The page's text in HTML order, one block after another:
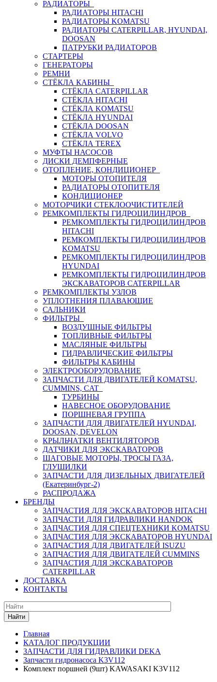
РАДИАТОРЫ
РАДИАТОРЫ HITACHI
РАДИАТОРЫ KOMATSU
РАДИАТОРЫ CATERPILLAR, HYUNDAI,
DOOSAN
ПАТРУБКИ РАДИАТОРОВ
СТАРТЕРЫ
ГЕНЕРАТОРЫ
РЕМНИ
СТЁКЛА КАБИНЫ
СТЁКЛА CATERPILLAR
СТЁКЛА HITACHI
СТЁКЛА KOMATSU
СТЁКЛА HYUNDAI
СТЁКЛА DOOSAN
СТЁКЛА VOLVO
СТЁКЛА TEREX
МУФТЫ НАСОСОВ
ДИСКИ ДЕМПФЕРНЫЕ
ОТОПЛЕНИЕ, КОНДИЦИОНЕР
МОТОРЫ ОТОПИТЕЛЯ
РАДИАТОРЫ ОТОПИТЕЛЯ
КОНДИЦИОНЕР
МОТОРЧИКИ СТЕКЛООЧИСТИТЕЛЕЙ
РЕМКОМПЛЕКТЫ ГИДРОЦИЛИНДРОВ
РЕМКОМПЛЕКТЫ ГИДРОЦИЛИНДРОВ
HITACHI
РЕМКОМПЛЕКТЫ ГИДРОЦИЛИНДРОВ
KOMATSU
РЕМКОМПЛЕКТЫ ГИДРОЦИЛИНДРОВ
HYUNDAI
РЕМКОМПЛЕКТЫ ГИДРОЦИЛИНДРОВ
ЭКСКАВАТОРОВ CATERPILLAR
РЕМКОМПЛЕКТЫ УЗЛОВ
УПЛОТНЕНИЯ ПЛАВАЮЩИЕ
САЛЬНИКИ
ФИЛЬТРЫ
ВОЗДУШНЫЕ ФИЛЬТРЫ
ТОПЛИВНЫЕ ФИЛЬТРЫ
МАСЛЯНЫЕ ФИЛЬТРЫ
ГИДРАВЛИЧЕСКИЕ ФИЛЬТРЫ
ФИЛЬТРЫ КАБИНЫ
ЭЛЕКТРООБОРУДОВАНИЕ
ЗАПЧАСТИ ДЛЯ ДВИГАТЕЛЕЙ KOMATSU,
CUMMINS, CAT
ТУРБИНЫ
НАВЕСНОЕ ОБОРУДОВАНИЕ
ПОРШНЕВАЯ ГРУППА
ЗАПЧАСТИ ДЛЯ ДВИГАТЕЛЕЙ HYUNDAI,
DOOSAN, DEVELON
КРЫЛЬЧАТКИ ВЕНТИЛЯТОРОВ
ДАТЧИКИ ДЛЯ ЭКСКАВАТОРОВ
ШАГОВЫЕ МОТОРЫ, ТРОСЫ ГАЗА,
ГЛУШИЛКИ
ЗАПЧАСТИ ДЛЯ ДИЗЕЛЬНЫХ ДВИГАТЕЛЕЙ
(Екатеринбург-2)
РАСПРОДАЖА
БРЕНДЫ
ЗАПЧАСТИЯ ДЛЯ ЭКСКАВАТОРОВ HITACHI
ЗАПЧАСТИ ДЛЯ ГИДРАВЛИКИ HANDOK
ЗАПЧАСТИЯ ДЛЯ СПЕЦТЕХНИКИ KOMATSU
ЗАПЧАСТИЯ ДЛЯ ЭКСКАВАТОРОВ HYUNDAI
ЗАПЧАСТИЯ ДЛЯ ДВИГАТЕЛЕЙ ISUZU
ЗАПЧАСТИЯ ДЛЯ ДВИГАТЕЛЕЙ CUMMINS
ЗАПЧАСТИЯ ДЛЯ ЭКСКАВАТОРОВ
CATERPILLAR
ДОСТАВКА
КОНТАКТЫ
Найти
Главная
КАТАЛОГ ПРОДУКЦИИ
ЗАПЧАСТИ ДЛЯ ГИДРАВЛИКИ DEKA
Запчасти гидронасоса K3V112
Комплект поршней (9шт) KAWASAKI K3V112